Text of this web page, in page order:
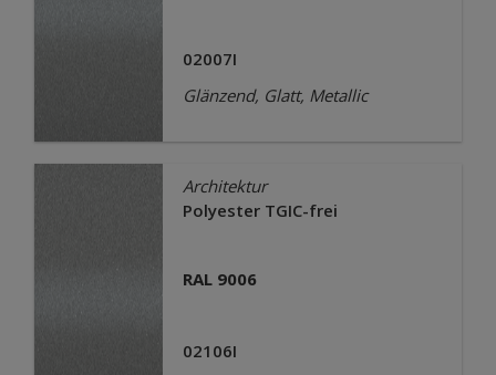
02007I
Glänzend, Glatt, Metallic
Architektur
Polyester TGIC-frei
RAL 9006
02106I